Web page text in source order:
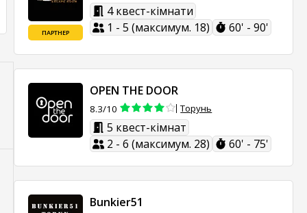
ПАРТНЕР
4 квест-кімнати
1 - 5 (максимум. 18)
60' - 90'
OPEN THE DOOR
8.3/10 Торунь
5 квест-кімнат
2 - 6 (максимум. 28)
60' - 75'
Bunkier51